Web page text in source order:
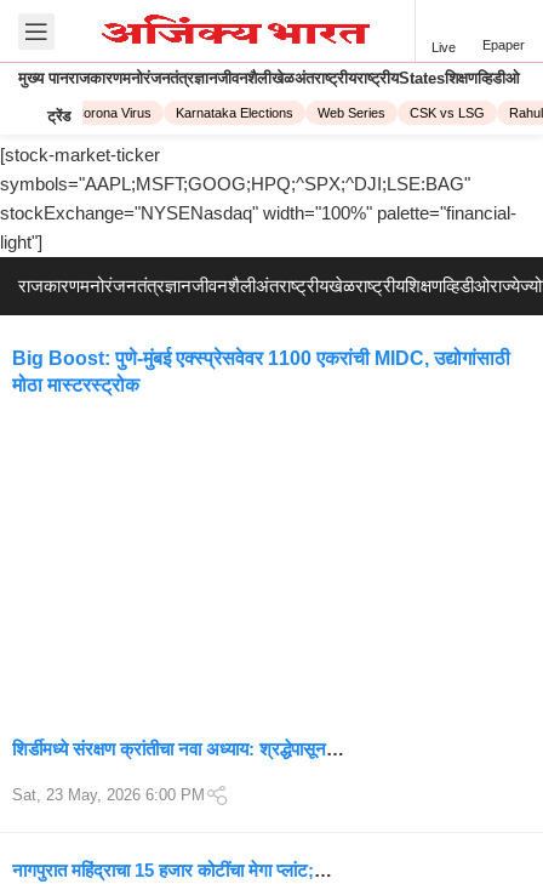
Live Epaper
मुख्य पानराजकारणमनोरंजनतंत्रज्ञानजीवनशैलीखेळअंतराष्ट्रीयराष्ट्रीयStatesशिक्षणव्हिडीओ
ट्रेंडCorona Virus Karnataka Elections Web Series CSK vs LSG
[stock-market-ticker
symbols="AAPL;MSFT;GOOG;HPQ;^SPX;^DJI;LSE:BAG"
stockExchange="NYSENasdaq" width="100%" palette="financial-
light"]
राजकारणमनोरंजनतंत्रज्ञानजीवनशैलीअंतराष्ट्रीयखेळराष्ट्रीयशिक्षणव्हिडीओराज्ये
Big Boost: पुणे-मुंबई एक्स्प्रेसवेवर 1100 एकरांची MIDC, उद्योगांसाठी
मोठा मास्टरस्ट्रोक
शिर्डीमध्ये संरक्षण क्रांतीचा नवा अध्याय: श्रद्धेपासून
Sat, 23 May, 2026 6:00 PM
नागपुरात महिंद्राचा 15 हजार कोटींचा मेगा प्लांट;